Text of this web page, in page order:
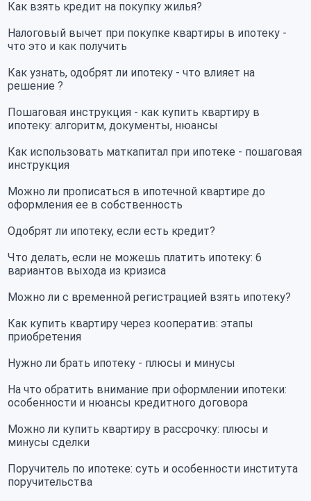
Как взять кредит на покупку жилья?
Налоговый вычет при покупке квартиры в ипотеку -
что это и как получить
Как узнать, одобрят ли ипотеку - что влияет на
решение ?
Пошаговая инструкция - как купить квартиру в
ипотеку: алгоритм, документы, нюансы
Как использовать маткапитал при ипотеке - пошаговая
инструкция
Можно ли прописаться в ипотечной квартире до
оформления ее в собственность
Одобрят ли ипотеку, если есть кредит?
Что делать, если не можешь платить ипотеку: 6
вариантов выхода из кризиса
Можно ли с временной регистрацией взять ипотеку?
Как купить квартиру через кооператив: этапы
приобретения
Нужно ли брать ипотеку - плюсы и минусы
На что обратить внимание при оформлении ипотеки:
особенности и нюансы кредитного договора
Можно ли купить квартиру в рассрочку: плюсы и
минусы сделки
Поручитель по ипотеке: суть и особенности института
поручительства